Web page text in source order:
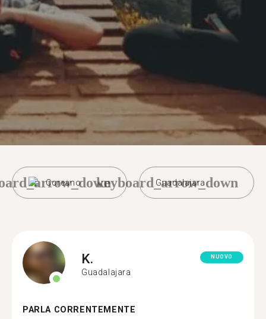
Coreano Guadalajara
keyboard_arrow_down
K.
Guadalajara
NUOVO
PARLA CORRENTEMENTE